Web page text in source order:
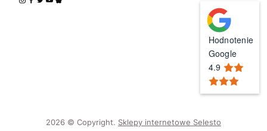
Hodnotenie
Google
4.9
2026 © Copyright. Sklepy internetowe Selesto